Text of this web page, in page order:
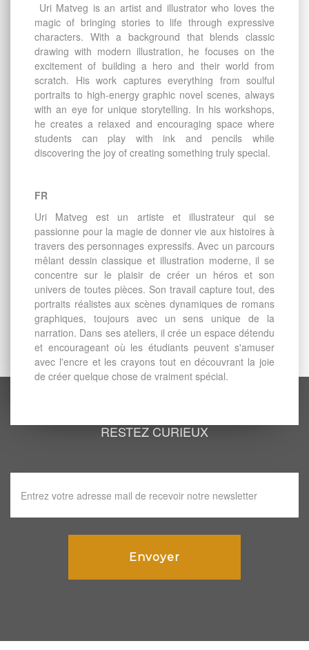
Uri Matveg is an artist and illustrator who loves the
magic of bringing stories to life through expressive
characters. With a background that blends classic
drawing with modern illustration, he focuses on the
excitement of building a hero and their world from
scratch. His work captures everything from soulful
portraits to high-energy graphic novel scenes, always
with an eye for unique storytelling. In his workshops,
he creates a relaxed and encouraging space where
students can play with ink and pencils while
discovering the joy of creating something truly special.
FR
Uri Matveg est un artiste et illustrateur qui se
passionne pour la magie de donner vie aux histoires à
travers des personnages expressifs. Avec un parcours
mêlant dessin classique et illustration moderne, il se
concentre sur le plaisir de créer un héros et son
univers de toutes pièces. Son travail capture tout, des
portraits réalistes aux scènes dynamiques de romans
graphiques, toujours avec un sens unique de la
narration. Dans ses ateliers, il crée un espace détendu
et encourageant où les étudiants peuvent s'amuser
avec l'encre et les crayons tout en découvrant la joie
de créer quelque chose de vraiment spécial.
RESTEZ CURIEUX